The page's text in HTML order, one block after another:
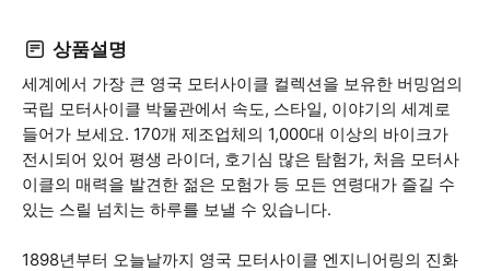
상품설명
세계에서 가장 큰 영국 모터사이클 컬렉션을 보유한 버밍엄의
국립 모터사이클 박물관에서 속도, 스타일, 이야기의 세계로
들어가 보세요. 170개 제조업체의 1,000대 이상의 바이크가
전시되어 있어 평생 라이더, 호기심 많은 탐험가, 처음 모터사
이클의 매력을 발견한 젊은 모험가 등 모든 연령대가 즐길 수
있는 스릴 넘치는 하루를 보낼 수 있습니다.
1898년부터 오늘날까지 영국 모터사이클 엔지니어링의 진화